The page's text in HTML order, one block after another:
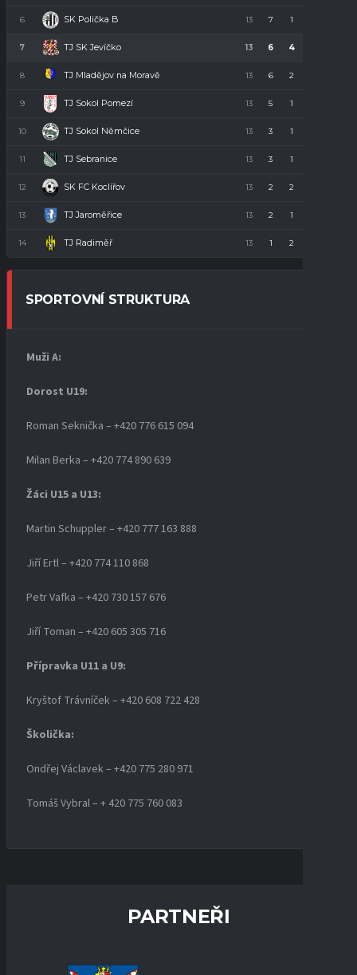
6 SK Polička B 13 7 1
7 TJ SK Jevíčko 13 6 4
8 TJ Mladějov na Moravě 13 6 2
9 TJ Sokol Pomezí 13 5 1
10 TJ Sokol Němčice 13 3 1
11 TJ Sebranice 13 3 1
12 SK FC Koclířov 13 2 2
13 TJ Jaroměřice 13 2 1
14 TJ Radiměř 13 1 2
SPORTOVNÍ STRUKTURA
Muži A:
Dorost U19:
Roman Seknička – +420 776 615 094
Milan Berka – +420 774 890 639
Žáci U15 a U13:
Martin Schuppler – +420 777 163 888
Jiří Ertl – +420 774 110 868
Petr Vafka – +420 730 157 676
Jiří Toman – +420 605 305 716
Přípravka U11 a U9:
Kryštof Trávníček – +420 608 722 428
Školička:
Ondřej Václavek – +420 775 280 971
Tomáš Vybral – + 420 775 760 083
PARTNEŘI